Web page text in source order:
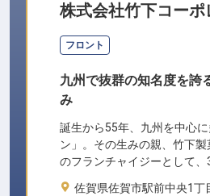
株式会社竹下コーポ
フロント
九州で抜群の知名度を誇
み
誕生から55年、九州を中心
ン」。その生みの親、竹下
のフランチャイジーとして、
佐賀県佐賀市駅前中央1丁